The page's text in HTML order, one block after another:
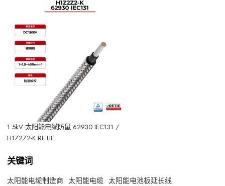
1.5kV 太阳能电缆防鼠 62930 IEC131 /
H1Z2Z2-K RETIE
关键词
太阳能电缆制造商 太阳能电缆 太阳能电池板延长线